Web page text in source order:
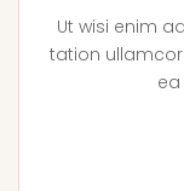
Ut wisi enim
tation